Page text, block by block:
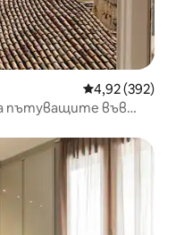
Средна
4,92 (392)
пътуващите във